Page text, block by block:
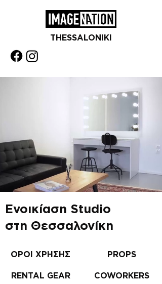
THESSALONIKI
Ενοικίαση Studio
στη Θεσσαλονίκη
ΟΡΟΙ ΧΡΗΣΗΣ PROPS
RENTAL GEAR COWORKERS